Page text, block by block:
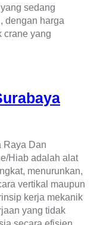
sedang
dengan harga
crane yang
Raya Dan
Hiab adalah alat
menurunkan,
vertikal maupun
kerja mekanik
yang tidak